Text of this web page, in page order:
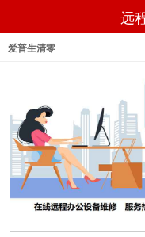
远
爱普生清零